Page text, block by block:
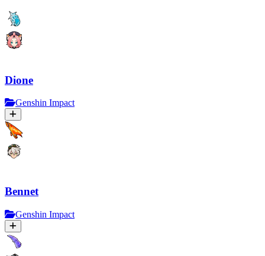
Dione
Genshin Impact
Bennet
Genshin Impact